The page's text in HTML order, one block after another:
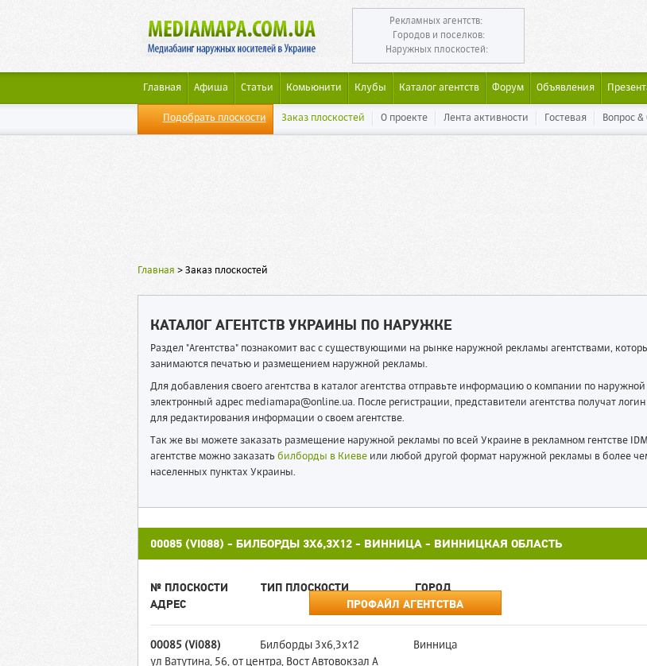
Рекламных агентств:
Городов и поселков:
Наружных плоскостей:
Главная Афиша Статьи Комьюнити Клубы Каталог агентств Форум Объявления
Подобрать плоскости Заказ плоскостей О проекте Лента активности Гостевая Вопрос &
Главная > Заказ плоскостей
КАТАЛОГ АГЕНТСТВ УКРАИНЫ ПО НАРУЖКЕ
Раздел "Агентства" познакомит вас с существующими на рынке наружной рекламы агентствами,
занимаются печатью и размещением наружной рекламы.
Для добавления своего агентства в каталог агентства отправьте информацию о компании по
электронный адрес mediamapa@online.ua. После регистрации, представители агентства получат
для редактирования информации о своем агентстве.
Так же вы можете заказать размещение наружной рекламы по всей Украине в рекламном гентстве
агентстве можно заказать билборды в Киевеили любой другой формат наружной рекламы в более
населенных пунктах Украины.
00085 (VI088) - БИЛБОРДЫ 3X6,3X12 - ВИННИЦА - ВИННИЦКАЯ ОБЛАСТЬ
№ ПЛОСКОСТИ ТИП ПЛОСКОСТИ
ГОРОД
АДРЕС
ПРОФАЙЛ АГЕНТСТВА
00085 (Vi088) Билборды 3x6,3x12
Винница
ул Ватутина, 56, от центра, Вост Автовокзал А